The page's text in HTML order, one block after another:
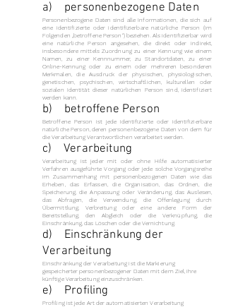
a) personenbezogene Daten
Personenbezogene Daten sind alle Informationen, die sich auf
eine identifizierte oder identifizierbare natürliche Person (im
Folgenden „betroffene Person“) beziehen. Als identifizierbar wird
eine natürliche Person angesehen, die direkt oder indirekt,
insbesondere mittels Zuordnung zu einer Kennung wie einem
Namen, zu einer Kennnummer, zu Standortdaten, zu einer
Online-Kennung oder zu einem oder mehreren besonderen
Merkmalen, die Ausdruck der physischen, physiologischen,
genetischen, psychischen, wirtschaftlichen, kulturellen oder
sozialen Identität dieser natürlichen Person sind, identifiziert
werden kann.
b) betroffene Person
Betroffene Person ist jede identifizierte oder identifizierbare
natürliche Person, deren personenbezogene Daten von dem für
die Verarbeitung Verantwortlichen verarbeitet werden.
c) Verarbeitung
Verarbeitung ist jeder mit oder ohne Hilfe automatisierter
Verfahren ausgeführte Vorgang oder jede solche Vorgangsreihe
im Zusammenhang mit personenbezogenen Daten wie das
Erheben, das Erfassen, die Organisation, das Ordnen, die
Speicherung, die Anpassung oder Veränderung, das Auslesen,
das Abfragen, die Verwendung, die Offenlegung durch
Übermittlung, Verbreitung oder eine andere Form der
Bereitstellung, den Abgleich oder die Verknüpfung, die
Einschränkung, das Löschen oder die Vernichtung.
d) Einschränkung der
Verarbeitung
Einschränkung der Verarbeitung ist die Markierung
gespeicherter personenbezogener Daten mit dem Ziel, ihre
künftige Verarbeitung einzuschränken.
e) Profiling
Profiling ist jede Art der automatisierten Verarbeitung